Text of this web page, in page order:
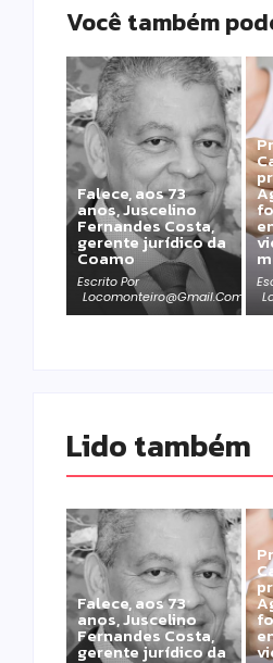
Você também
Falece, aos 73
anos, Juscelino
Fernandes Costa,
gerente jurídico da
Coamo
Escrito Por
Locomonteiro@gmail.com
Lido também
Falece, aos 73
anos, Juscelino
Fernandes Costa,
gerente jurídico da